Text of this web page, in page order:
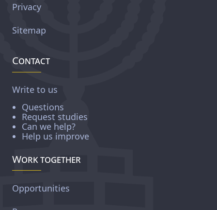
Privacy
Sitemap
Contact
Write to us
Questions
Request studies
Can we help?
Help us improve
Work together
Opportunities